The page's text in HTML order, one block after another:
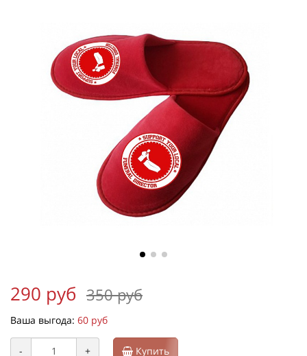
290 руб 350 руб
Ваша выгода: 60 руб
- + Купить